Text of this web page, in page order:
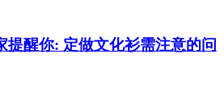
提醒你: 定做文化衫需注意的问